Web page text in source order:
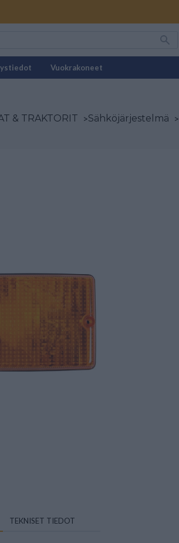
Vuokrakoneet
& TRAKTORIT >Sähköjärjestelmä >
TEKNISET TIEDOT